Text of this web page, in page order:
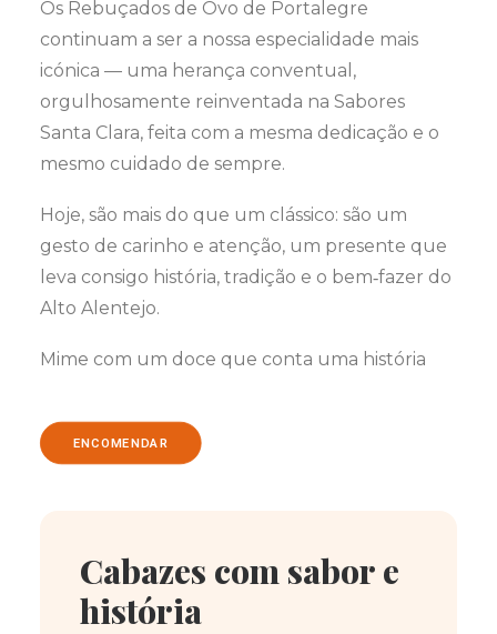
Os Rebuçados de Ovo de Portalegre
continuam a ser a nossa especialidade mais
icónica — uma herança conventual,
orgulhosamente reinventada na Sabores
Santa Clara, feita com a mesma dedicação e o
mesmo cuidado de sempre.
Hoje, são mais do que um clássico: são um
gesto de carinho e atenção, um presente que
leva consigo história, tradição e o bem‑fazer do
Alto Alentejo.
Mime com um doce que conta uma história
ENCOMENDAR
Cabazes com sabor e
história